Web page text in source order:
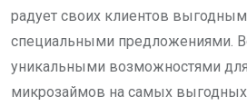
радует своих клиентов
специальными предложениями.
уникальными возможностями
микрозаймов на самых выгодных